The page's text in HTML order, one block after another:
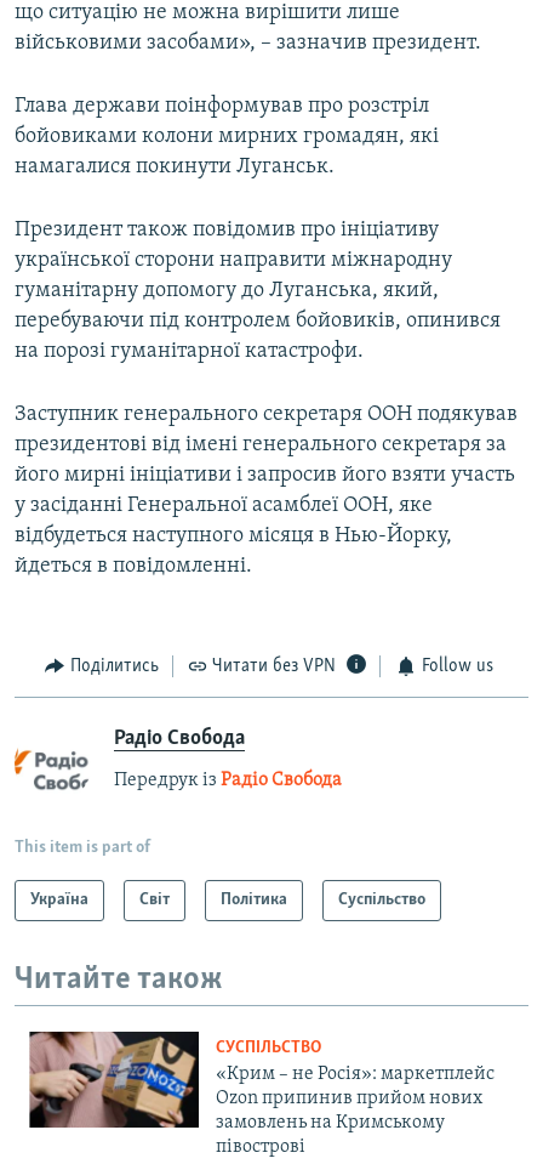
що ситуацію не можна вирішити лише
військовими засобами», – зазначив президент.
Глава держави поінформував про розстріл
бойовиками колони мирних громадян, які
намагалися покинути Луганськ.
Президент також повідомив про ініціативу
української сторони направити міжнародну
гуманітарну допомогу до Луганська, який,
перебуваючи під контролем бойовиків, опинився
на порозі гуманітарної катастрофи.
Заступник генерального секретаря ООН подякував
президентові від імені генерального секретаря за
його мирні ініціативи і запросив його взяти участь
у засіданні Генеральної асамблеї ООН, яке
відбудеться наступного місяця в Нью-Йорку,
йдеться в повідомленні.
Поділитись Читати без VPN Follow us
Радіо Свобода
Передрук із Радіо Свобода
This item is part of
Україна Світ Політика Суспільство
Читайте також
СУСПІЛЬСТВО
«Крим – не Росія»: маркетплейс
Ozon припинив прийом нових
замовлень на Кримському
півострові